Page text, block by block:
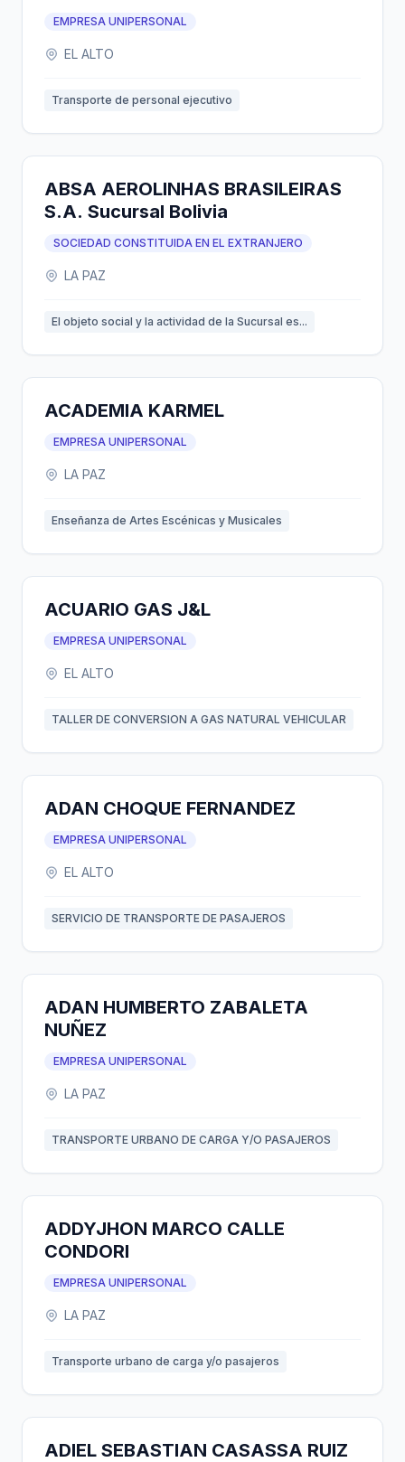
EMPRESA UNIPERSONAL
EL ALTO
Transporte de personal ejecutivo
ABSA AEROLINHAS BRASILEIRAS
S.A. Sucursal Bolivia
SOCIEDAD CONSTITUIDA EN EL EXTRANJERO
LA PAZ
El objeto social y la actividad de la Sucursal es...
ACADEMIA KARMEL
EMPRESA UNIPERSONAL
LA PAZ
Enseñanza de Artes Escénicas y Musicales
ACUARIO GAS J&L
EMPRESA UNIPERSONAL
EL ALTO
TALLER DE CONVERSION A GAS NATURAL VEHICULAR
ADAN CHOQUE FERNANDEZ
EMPRESA UNIPERSONAL
EL ALTO
SERVICIO DE TRANSPORTE DE PASAJEROS
ADAN HUMBERTO ZABALETA
NUÑEZ
EMPRESA UNIPERSONAL
LA PAZ
TRANSPORTE URBANO DE CARGA Y/O PASAJEROS
ADDYJHON MARCO CALLE
CONDORI
EMPRESA UNIPERSONAL
LA PAZ
Transporte urbano de carga y/o pasajeros
ADIEL SEBASTIAN CASASSA RUIZ